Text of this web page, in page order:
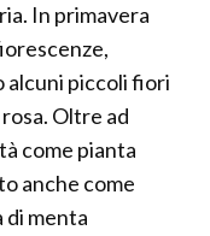
In primavera
alcuni piccoli fiori
Oltre ad
come pianta
anche come
di menta